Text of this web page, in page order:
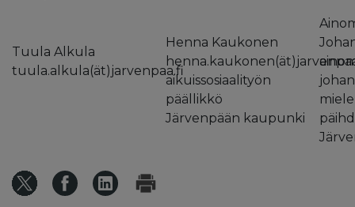
Tuula Alkula
tuula.alkula(ät)jarvenpaa.fi
Henna Kaukonen
aikuissosiaalityön
päällikkö
Järvenpään kaupunki